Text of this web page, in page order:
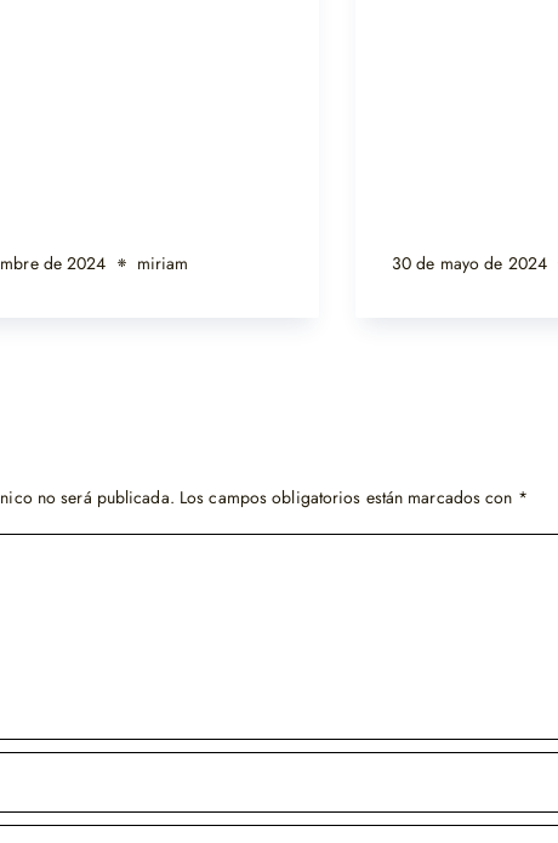
de 2024 miriam 30 de mayo de 2024
no será publicada. Los campos obligatorios están marcados con *